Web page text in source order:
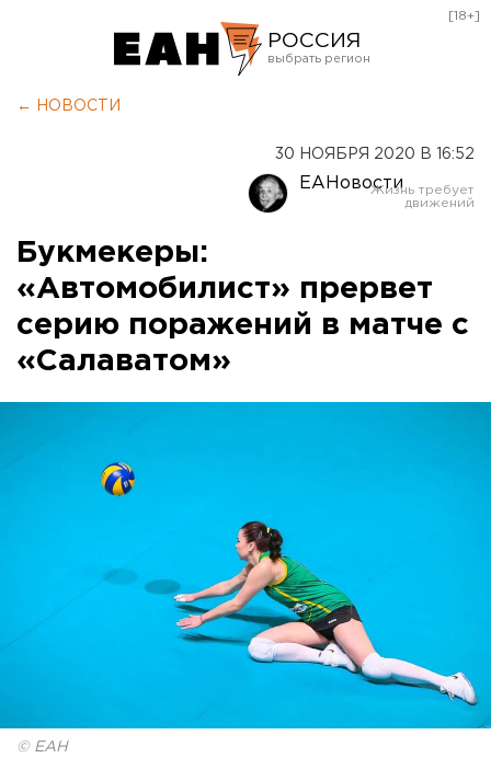
РОССИЯ
Оренбург
[18+]
← НОВОСТИ
30 НОЯБРЯ 2020 В 16:52
ЕАНовости
Букмекеры:
«Автомобилист» прервет
серию поражений в матче с
«Салаватом»
© ЕАН